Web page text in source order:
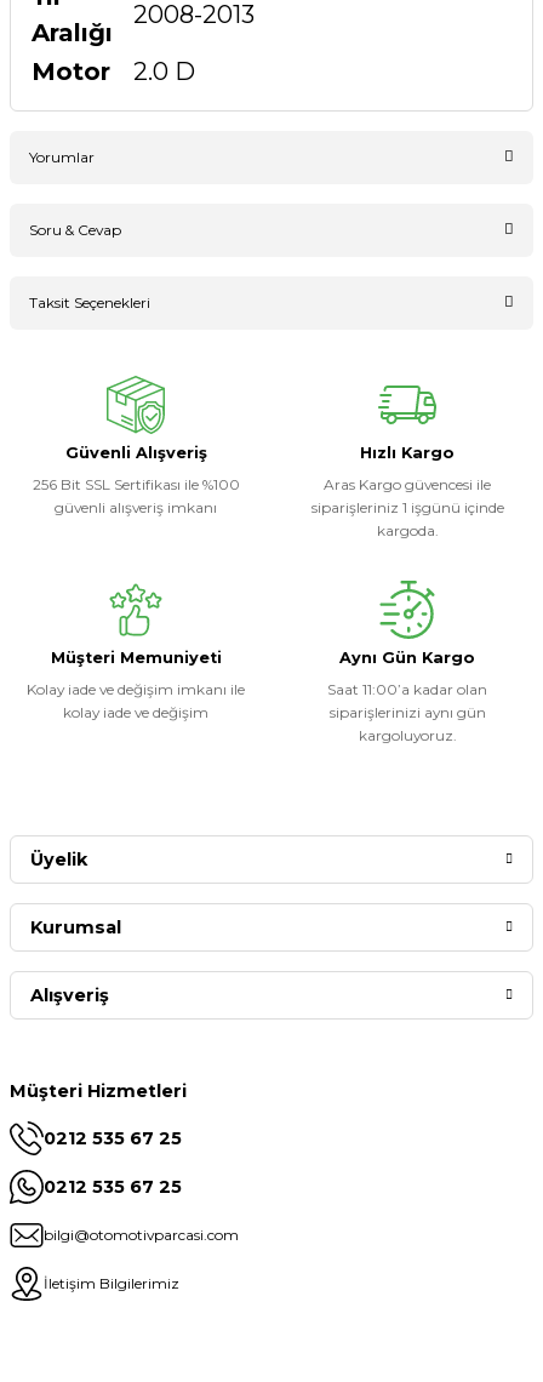
Aralığı
2008-2013
Motor
2.0 D
Yorumlar
Soru & Cevap
Taksit Seçenekleri
Güvenli Alışveriş
256 Bit SSL Sertifikası ile %100
güvenli alışveriş imkanı
Hızlı Kargo
Aras Kargo güvencesi ile
siparişleriniz 1 işgünü içinde
kargoda.
Müşteri Memuniyeti
Kolay iade ve değişim imkanı ile
kolay iade ve değişim
Aynı Gün Kargo
Saat 11:00’a kadar olan
siparişlerinizi aynı gün
kargoluyoruz.
Müşteri Hizmetleri
0212 535 67 25
0212 535 67 25
bilgi@otomotivparcasi.com
İletişim Bilgilerimiz
Üyelik
Kurumsal
Alışveriş